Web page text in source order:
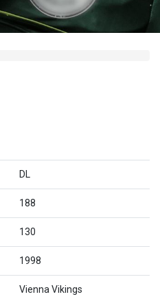
DL
188
130
1998
Vienna Vikings